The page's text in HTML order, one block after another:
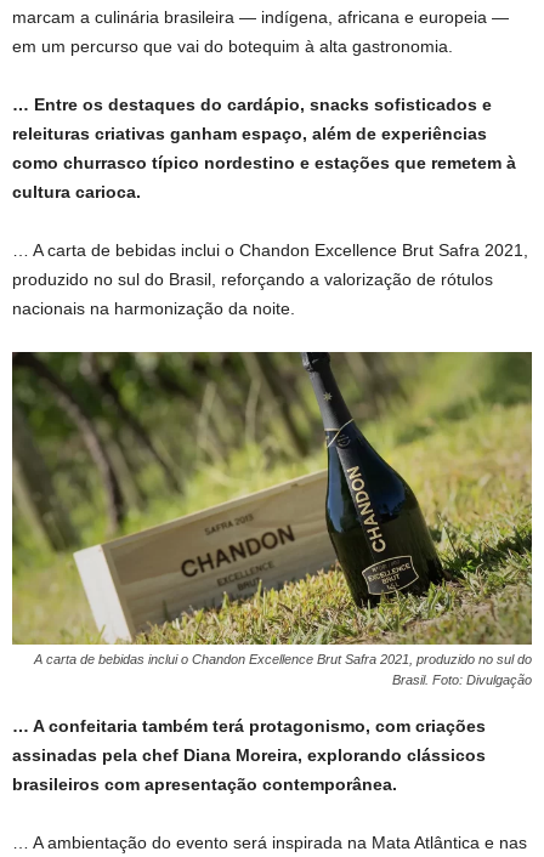
marcam a culinária brasileira — indígena, africana e europeia —
em um percurso que vai do botequim à alta gastronomia.
… Entre os destaques do cardápio, snacks sofisticados e
releituras criativas ganham espaço, além de experiências
como churrasco típico nordestino e estações que remetem à
cultura carioca.
… A carta de bebidas inclui o Chandon Excellence Brut Safra 2021,
produzido no sul do Brasil, reforçando a valorização de rótulos
nacionais na harmonização da noite.
A carta de bebidas inclui o Chandon Excellence Brut Safra 2021, produzido no sul do
Brasil. Foto: Divulgação
… A confeitaria também terá protagonismo, com criações
assinadas pela chef Diana Moreira, explorando clássicos
brasileiros com apresentação contemporânea.
… A ambientação do evento será inspirada na Mata Atlântica e nas